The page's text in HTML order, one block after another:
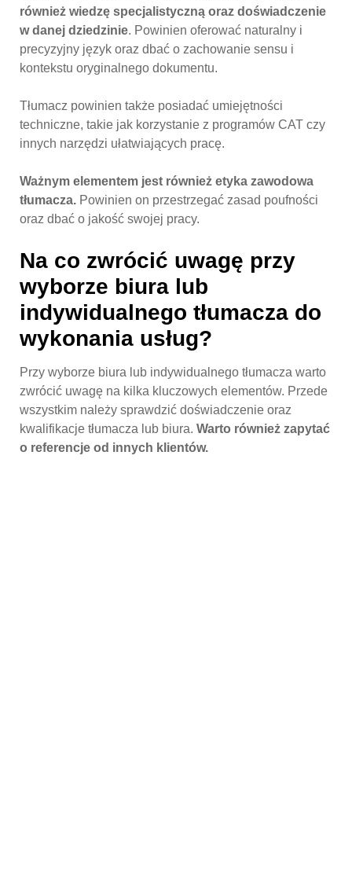
również wiedzę specjalistyczną oraz doświadczenie
w danej dziedzinie. Powinien oferować naturalny i
precyzyjny język oraz dbać o zachowanie sensu i
kontekstu oryginalnego dokumentu.
Tłumacz powinien także posiadać umiejętności
techniczne, takie jak korzystanie z programów CAT czy
innych narzędzi ułatwiających pracę.
Ważnym elementem jest również etyka zawodowa
tłumacza. Powinien on przestrzegać zasad poufności
oraz dbać o jakość swojej pracy.
Na co zwrócić uwagę przy
wyborze biura lub
indywidualnego tłumacza do
wykonania usług?
Przy wyborze biura lub indywidualnego tłumacza warto
zwrócić uwagę na kilka kluczowych elementów. Przede
wszystkim należy sprawdzić doświadczenie oraz
kwalifikacje tłumacza lub biura. Warto również zapytać
o referencje od innych klientów.